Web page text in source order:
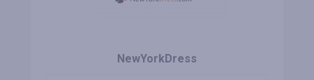
NewYorkDress